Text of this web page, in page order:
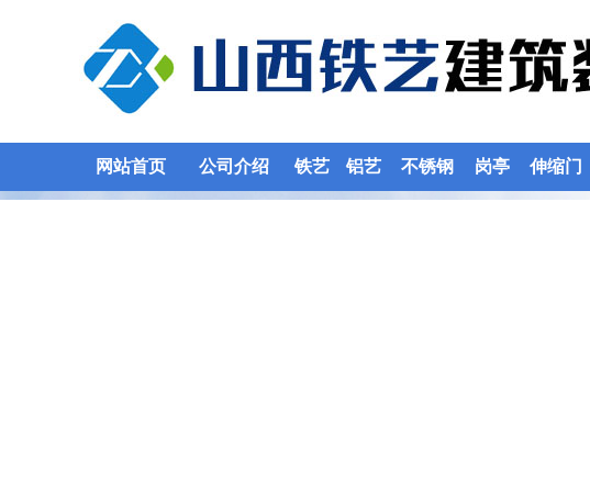
网站首页 公司介绍 铁艺 铝艺 不锈钢 岗亭 伸缩门